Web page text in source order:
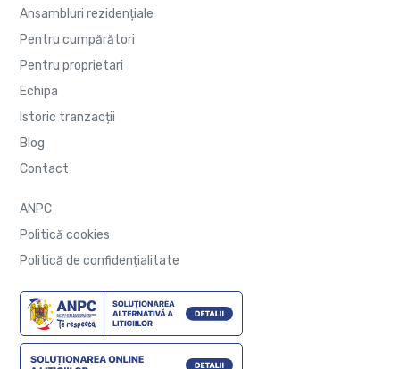
Ansambluri rezidențiale
Pentru cumpărători
Pentru proprietari
Echipa
Istoric tranzacții
Blog
Contact
ANPC
Politică cookies
Politică de confidențialitate